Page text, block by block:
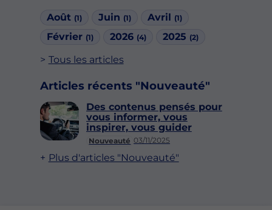
Août (1) Juin (1) Avril (1)
Février (1) 2026 (4) 2025 (2)
Tous les articles
Articles récents "Nouveauté"
Nouveauté 03/11/2025
Des contenus pensés pour
vous informer, vous
inspirer, vous guider
Plus d'articles "Nouveauté"